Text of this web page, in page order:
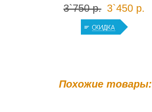
Похожие товары:
3`750 р. 3`450 р.